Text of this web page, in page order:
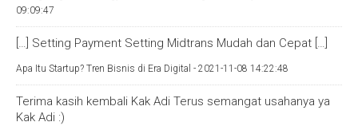
09:09:47
[…] Setting Payment Setting Midtrans Mudah dan Cepat […]
Apa Itu Startup? Tren Bisnis di Era Digital - 2021-11-08 14:22:48
Terima kasih kembali Kak Adi Terus semangat usahanya ya
Kak Adi :)